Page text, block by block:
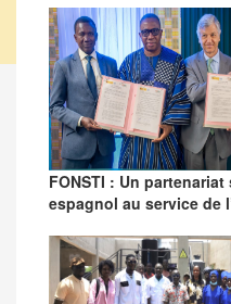
FONSTI : Un
espagnol au service de